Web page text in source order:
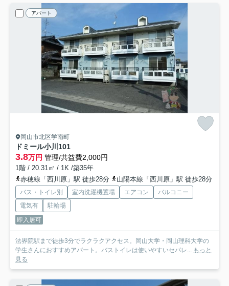
アパート
岡山市北区学南町
ドミール小川 101
3.8万円 管理/共益費2,000円
1階 / 20.31㎡ / 1K /築35年
赤穂線「西川原」駅 徒歩28分
山陽本線「西川原」駅 徒歩28分
バス・トイレ別 室内洗濯機置場 エアコン
バルコニー
電気有
駐輪場
即入居可
法界院駅まで徒歩3分でラクラクアクセス。岡山大学・岡山理科大学の
学生さんにおすすめアパート。バストイレは使いやすいセパレ... もっと
見る